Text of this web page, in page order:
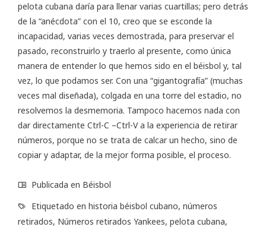
pelota cubana daría para llenar varias cuartillas; pero detrás
de la “anécdota” con el 10, creo que se esconde la
incapacidad, varias veces demostrada, para preservar el
pasado, reconstruirlo y traerlo al presente, como única
manera de entender lo que hemos sido en el béisbol y, tal
vez, lo que podamos ser. Con una “gigantografía” (muchas
veces mal diseñada), colgada en una torre del estadio, no
resolvemos la desmemoria. Tampoco hacemos nada con
dar directamente Ctrl-C –Ctrl-V a la experiencia de retirar
números, porque no se trata de calcar un hecho, sino de
copiar y adaptar, de la mejor forma posible, el proceso.
Publicada en Béisbol
Etiquetado en historia béisbol cubano, números
retirados, Números retirados Yankees, pelota cubana,